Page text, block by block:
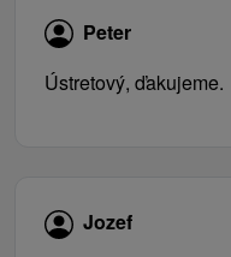
Peter
Ústretový, ďakujeme.
Jozef